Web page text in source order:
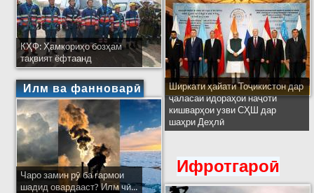
КҲФ: Ҳамкориҳо бозҳам
тақвият ёфтаанд
Илм ва фанноварӣ
Чаро замин рӯ ба гармои
шадид овардааст? Илм чӣ...
Ширкати ҳайати Тоҷикистон дар
ҷаласаи идораҳои наҷоти
кишварҳои узви СҲШ дар
шаҳри Деҳлӣ
Ифротгароӣ